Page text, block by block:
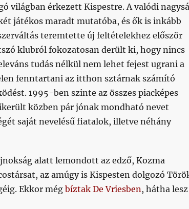
világban érkezett Kispestre. A valódi
játékos maradt mutatóba, és ők is inkább
teremtette új feltételekhez először
klubról fokozatosan derült ki, hogy nincs
tudás nélkül nem lehet fejest ugrani a
fenntartani az itthon sztárnak számító
1995-ben szinte az összes piacképes
közben pár jónak mondható nevet
saját nevelésű fiatalok, illetve néhány
alatt lemondott az edző, Kozma
az amúgy is Kispesten dolgozó
Ekkor még bíztak De Vriesben, hátha lesz